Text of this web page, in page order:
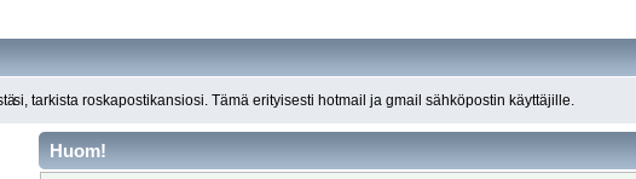
si, tarkista roskapostikansiosi. Tämä erityisesti hotmail ja gmail sähköpostin käyttäjille.
Huom!